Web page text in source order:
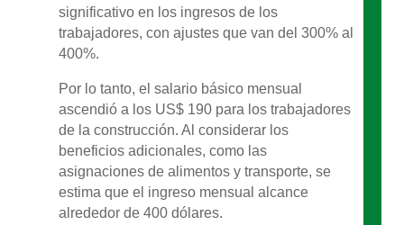
significativo en los ingresos de los
trabajadores, con ajustes que van del 300% al
400%.
Por lo tanto, el salario básico mensual
ascendió a los US$ 190 para los trabajadores
de la construcción. Al considerar los
beneficios adicionales, como las
asignaciones de alimentos y transporte, se
estima que el ingreso mensual alcance
alrededor de 400 dólares.